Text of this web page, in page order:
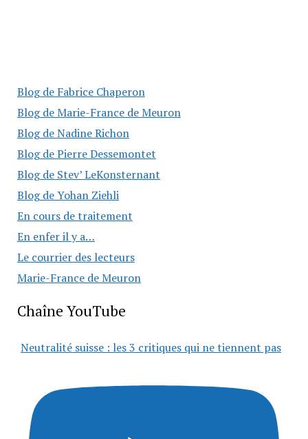
Blog de Fabrice Chaperon
Blog de Marie-France de Meuron
Blog de Nadine Richon
Blog de Pierre Dessemontet
Blog de Stev’ LeKonsternant
Blog de Yohan Ziehli
En cours de traitement
En enfer il y a…
Le courrier des lecteurs
Marie-France de Meuron
Chaîne YouTube
Neutralité suisse : les 3 critiques qui ne tiennent pas